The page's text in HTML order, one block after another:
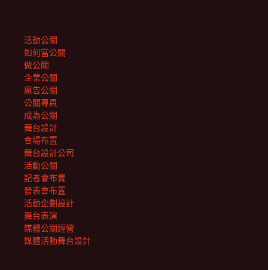
活動公關
如何當公關
做公關
企業公關
廣告公關
公關專員
成為公關
舞台設計
會場布置
舞台設計公司
活動公關
記者會布置
發表會布置
活動企劃設計
舞台表演
媒體公關經營
媒體活動舞台設計